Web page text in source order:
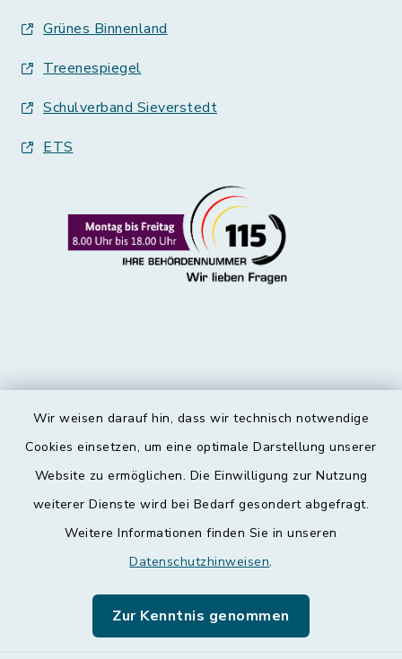
Wir weisen darauf hin, dass wir technisch notwendige
Cookies einsetzen, um eine optimale Darstellung unserer
Website zu ermöglichen. Die Einwilligung zur Nutzung
weiterer Dienste wird bei Bedarf gesondert abgefragt.
Weitere Informationen finden Sie in unseren
Datenschutzhinweisen.
Zur Kenntnis genommen
Grünes Binnenland
Treenespiegel
Schulverband Sieverstedt
ETS
Kontakt
Datenschutz
Leichte Sprache